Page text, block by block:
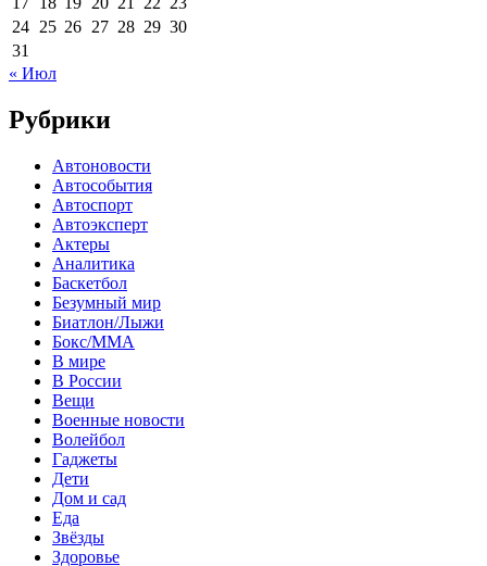
24 25 26 27 28 29 30
31
« Июл
Рубрики
Автоновости
Автособытия
Автоспорт
Автоэксперт
Актеры
Аналитика
Баскетбол
Безумный мир
Биатлон/Лыжи
Бокс/MMA
В мире
В России
Вещи
Военные новости
Волейбол
Гаджеты
Дети
Дом и сад
Еда
Звёзды
Здоровье